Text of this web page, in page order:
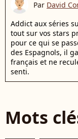
Par David
Addict aux séries
tout sur vos stars
pour ce qui se
des Espagnols, il
français et ne
senti.
Mots